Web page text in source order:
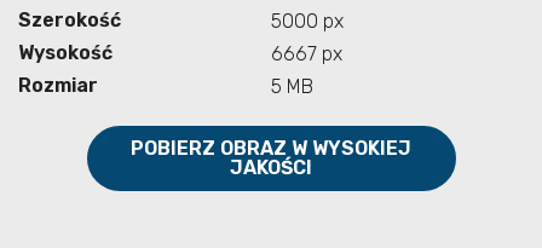
Szerokość
5000 px
Wysokość
6667 px
Rozmiar
5 MB
POBIERZ OBRAZ W WYSOKIEJ
JAKOŚCI